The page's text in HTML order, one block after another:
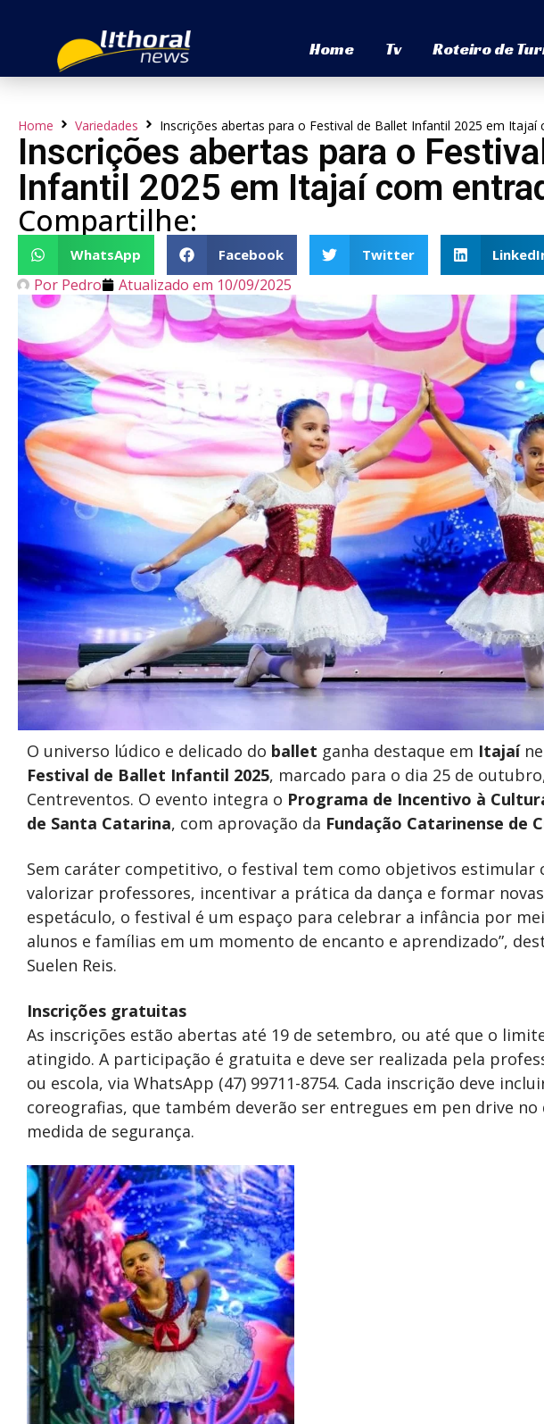
Home Tv Roteiro de
Home Variedades Inscrições abertas para o Festival de Ballet Infantil 2025 em Itajaí
Inscrições abertas para o
Infantil 2025 em Itajaí com
Compartilhe:
WhatsApp Facebook Twitter
Por Pedro Atualizado em 10/09/2025
O universo lúdico e delicado do ballet ganha destaque em Itajaí
Festival de Ballet Infantil 2025, marcado para o dia 25 de
Centreventos. O evento integra o Programa de Incentivo à
de Santa Catarina, com aprovação da Fundação Catarinense de
Sem caráter competitivo, o festival tem como objetivos estimular
valorizar professores, incentivar a prática da dança e formar
espetáculo, o festival é um espaço para celebrar a infância por
alunos e famílias em um momento de encanto e aprendizado”,
Suelen Reis.
Inscrições gratuitas
As inscrições estão abertas até 19 de setembro, ou até que o
atingido. A participação é gratuita e deve ser realizada pela
ou escola, via WhatsApp (47) 99711-8754. Cada inscrição deve
coreografias, que também deverão ser entregues em pen drive
medida de segurança.